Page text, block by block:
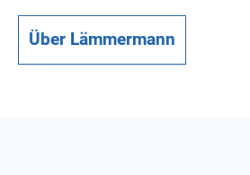
Über Lämmermann